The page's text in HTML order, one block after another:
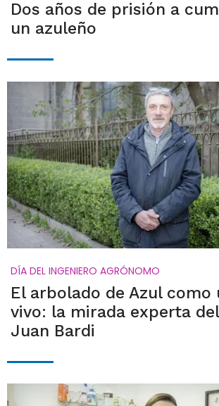
Dos años de prisión a
un azuleño
DÍA DEL INGENIERO AGRÓNOMO
El arbolado de Azul como
vivo: la mirada experta
Juan Bardi